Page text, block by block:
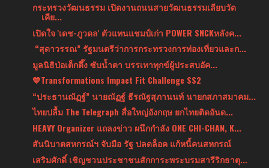
กระทรวงวัฒนธรรม เปิดงานถนนสายวัฒนธรรมเลียบวัด
เคีย...
เปิดใจ 'เดช-ภูวดล' ตัวแทนแชมป์เก่า POWER SNCKหลังค...
“สุดาวรรณ” รัฐมนตรีว่าการกระทรวงการท่องเที่ยวและก...
มูลนิธิป่อเต็กตึ๊ง ซับน้ำตา บรรเทาทุกข์ผู้ประสบอัค...
💙Transformations Impact Fit Challenge SS2
“ประธานณัฏฐ์” นายณัฏฐ์ ธีรณัฐสุภานนท์ นายกสภาสมาคม...
ไทยปลื้ม The Telegraph สื่อใหญ่อังกฤษ ยกไทยติดอันด...
HEAVY Organizer แถลงข่าว ผนึกกำลัง ONE CHI-CHAN, K...
สันนิบาตสหกรณ์ฯ จับมือ รัฐ ปลดล็อค แก้หนี้คนสหกรณ์
เสริมศักดิ์ เชิญชวนประชาชนสักการะพระบรมสารีริกธาตุ...